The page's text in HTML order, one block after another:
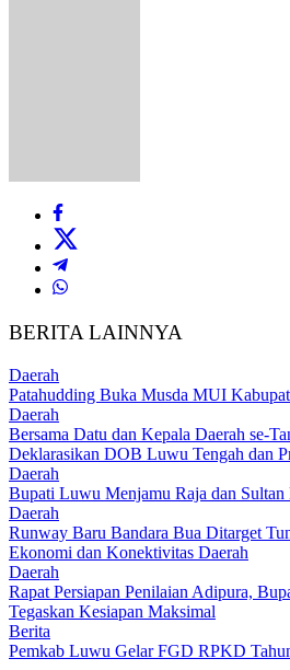
BERITA LAINNYA
Daerah
Patahudding Buka Musda MUI
Daerah
Bersama Datu dan Kepala Daerah se-
Deklarasikan DOB Luwu Tengah dan
Daerah
Bupati Luwu Menjamu Raja dan Sultan
Daerah
Runway Baru Bandara Bua Ditarget
Ekonomi dan Konektivitas Daerah
Daerah
Rapat Persiapan Penilaian Adipura,
Tegaskan Kesiapan Maksimal
Berita
Pemkab Luwu Gelar FGD RPKD